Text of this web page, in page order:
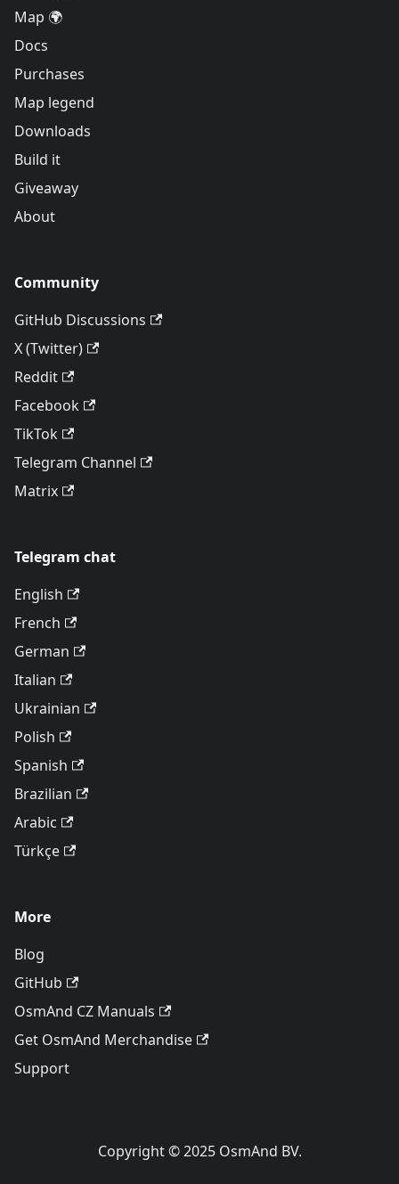
Map 🌍
Docs
Purchases
Map legend
Downloads
Build it
Giveaway
About
Community
GitHub Discussions
X (Twitter)
Reddit
Facebook
TikTok
Telegram Channel
Matrix
Telegram chat
English
French
German
Italian
Ukrainian
Polish
Spanish
Brazilian
Arabic
Türkçe
More
Blog
GitHub
OsmAnd CZ Manuals
Get OsmAnd Merchandise
Support
Copyright © 2025 OsmAnd BV.